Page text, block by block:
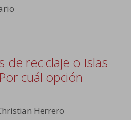
de reciclaje o Islas
cuál opción
Herrero